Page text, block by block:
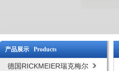
产品展示 Products
德国RICKMEIER瑞克梅尔